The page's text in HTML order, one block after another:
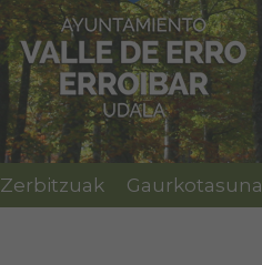
Zerbitzuak Gaurkotasuna